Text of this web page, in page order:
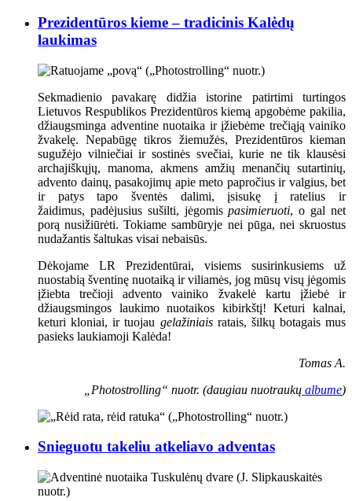
Prezidentūros kieme – tradicinis Kalėdų
laukimas
Sekmadienio pavakarę didžia istorine patirtimi turtingos
Lietuvos Respublikos Prezidentūros kiemą apgobėme pakilia,
džiaugsminga adventine nuotaika ir įžiebėme trečiąją vainiko
žvakelę. Nepabūgę tikros žiemužės, Prezidentūros kieman
sugužėjo vilniečiai ir sostinės svečiai, kurie ne tik klausėsi
archajiškųjų, manoma, akmens amžių menančių sutartinių,
advento dainų, pasakojimų apie meto papročius ir valgius, bet
ir patys tapo šventės dalimi, įsisukę į ratelius ir
žaidimus, padėjusius sušilti, jėgomispasimieruoti, o gal net
porą nusižiūrėti. Tokiame sambūryje nei pūga, nei skruostus
nudažantis šaltukas visai nebaisūs.
Dėkojame LR Prezidentūrai, visiems susirinkusiems už
nuostabią šventinę nuotaiką ir viliamės, jog mūsų visų jėgomis
įžiebta trečioji advento vainiko žvakelė kartu įžiebė ir
džiaugsmingos laukimo nuotaikos kibirkštį! Keturi kalnai,
keturi kloniai, ir tuojau gelažiniaisratais, šilkų botagais mus
pasieks laukiamoji Kalėda!
Tomas A.
„Photostrolling“ nuotr. (daugiau nuotraukų albume)
Snieguotu takeliu atkeliavo adventas